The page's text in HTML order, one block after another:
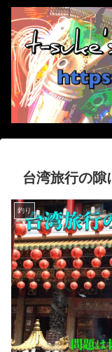
台湾旅行の隙
釣り